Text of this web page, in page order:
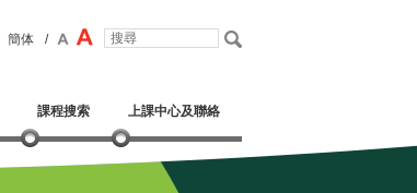
簡体 /
課程搜索 上課中心及聯絡